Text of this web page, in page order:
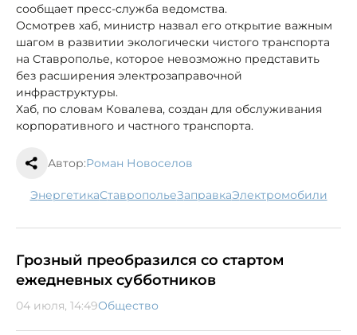
сообщает пресс-служба ведомства.
Осмотрев хаб, министр назвал его открытие важным
шагом в развитии экологически чистого транспорта
на Ставрополье, которое невозможно представить
без расширения электрозаправочной
инфраструктуры.
Хаб, по словам Ковалева, создан для обслуживания
корпоративного и частного транспорта.
Автор:Роман Новоселов
энергетика Ставрополье заправка электромобили
Грозный преобразился со стартом
ежедневных субботников
04 июля, 14:49Общество